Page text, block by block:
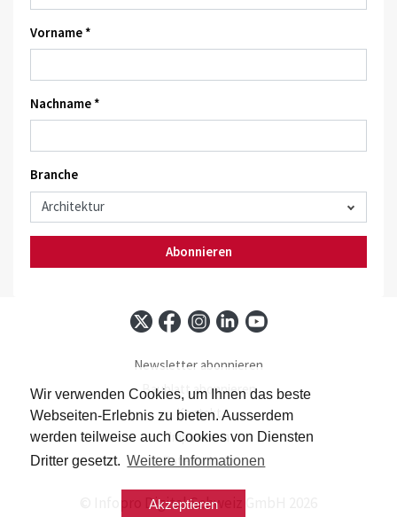
Wir verwenden Cookies, um Ihnen das beste
Webseiten-Erlebnis zu bieten. Ausserdem
werden teilweise auch Cookies von Diensten
Dritter gesetzt. Weitere Informationen
Akzeptieren
Vorname *
Nachname *
Branche
Abonnieren
Newsletter abonnieren
Baublatt abonnieren
Kontakt
Impressum
Datenschutz
© Infopro Digital Schweiz GmbH 2026